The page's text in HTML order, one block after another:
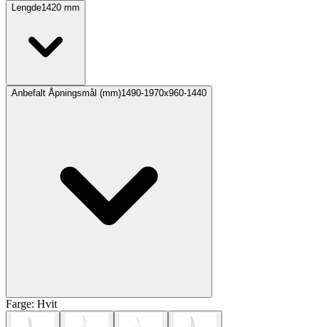
Lengde1420 mm
Anbefalt Åpningsmål (mm)1490-1970x960-1440
Farge: Hvit